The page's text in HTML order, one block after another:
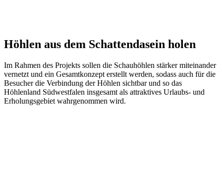
Höhlen aus dem Schattendasein holen
Im Rahmen des Projekts sollen die Schauhöhlen stärker miteinander
vernetzt und ein Gesamtkonzept erstellt werden, sodass auch für die
Besucher die Verbindung der Höhlen sichtbar und so das
Höhlenland Südwestfalen insgesamt als attraktives Urlaubs- und
Erholungsgebiet wahrgenommen wird.